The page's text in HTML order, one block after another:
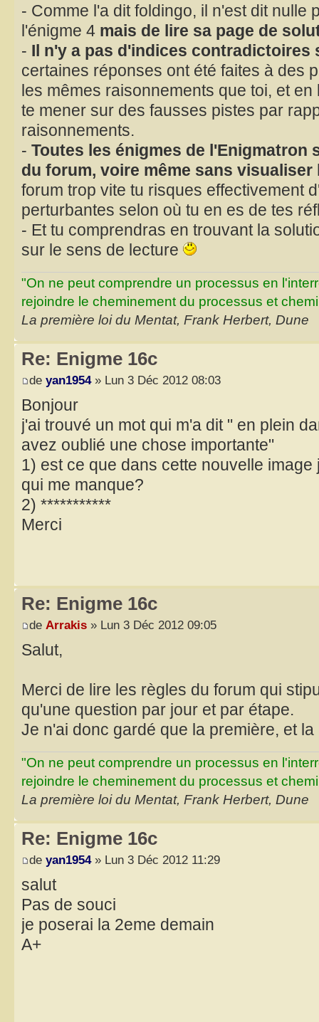
- Comme l'a dit foldingo, il n'est dit nulle
l'énigme 4 mais de lire sa page de
- Il n'y a pas d'indices contradictoires
certaines réponses ont été faites à des
les mêmes raisonnements que toi, et
te mener sur des fausses pistes par
raisonnements.
- Toutes les énigmes de l'Enigmatron
du forum, voire même sans visualiser
forum trop vite tu risques effectivement
perturbantes selon où tu en es de tes
- Et tu comprendras en trouvant la
sur le sens de lecture
"On ne peut comprendre un processus en
rejoindre le cheminement du processus et
La première loi du Mentat, Frank Herbert, Dune
Re: Enigme 16c
de yan1954» Lun 3 Déc 2012 08:03
Bonjour
j'ai trouvé un mot qui m'a dit " en plein
avez oublié une chose importante"
1) est ce que dans cette nouvelle
qui me manque?
2) ***********
Merci
Re: Enigme 16c
de Arrakis » Lun 3 Déc 2012 09:05
Salut,
Merci de lire les règles du forum qui
qu'une question par jour et par étape.
Je n'ai donc gardé que la première, et
"On ne peut comprendre un processus en
rejoindre le cheminement du processus et
La première loi du Mentat, Frank Herbert, Dune
Re: Enigme 16c
de yan1954» Lun 3 Déc 2012 11:29
salut
Pas de souci
je poserai la 2eme demain
A+